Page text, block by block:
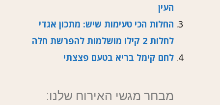
העין
החלות הכי טעימות שיש: מתכון אגדי
לחלות 2 קילו מושלמות להפרשת חלה
לחם קימל בריא בטעם פצצתי
מבחר מגשי האירוח שלנו: